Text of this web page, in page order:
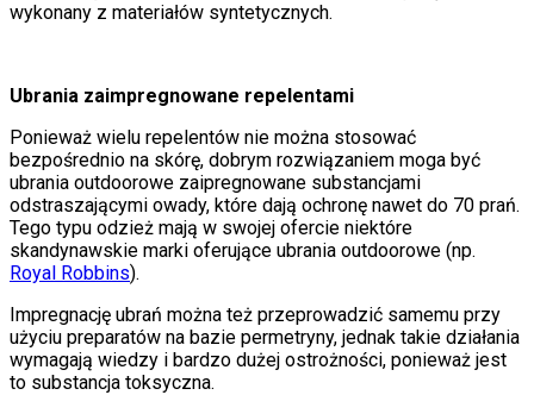
wykonany z materiałów syntetycznych.
Ubrania zaimpregnowane repelentami
Ponieważ wielu repelentów nie można stosować
bezpośrednio na skórę, dobrym rozwiązaniem moga być
ubrania outdoorowe zaipregnowane substancjami
odstraszającymi owady, które dają ochronę nawet do 70 prań.
Tego typu odzież mają w swojej ofercie niektóre
skandynawskie marki oferujące ubrania outdoorowe (np.
Royal Robbins).
Impregnację ubrań można też przeprowadzić samemu przy
użyciu preparatów na bazie permetryny, jednak takie działania
wymagają wiedzy i bardzo dużej ostrożności, ponieważ jest
to substancja toksyczna.